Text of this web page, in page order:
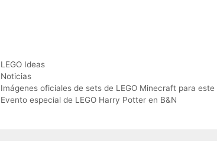
Categories
LEGO Ideas
Tags
Noticias
Imágenes oficiales de sets de LEGO Minecraft para
Evento especial de LEGO Harry Potter en B&N